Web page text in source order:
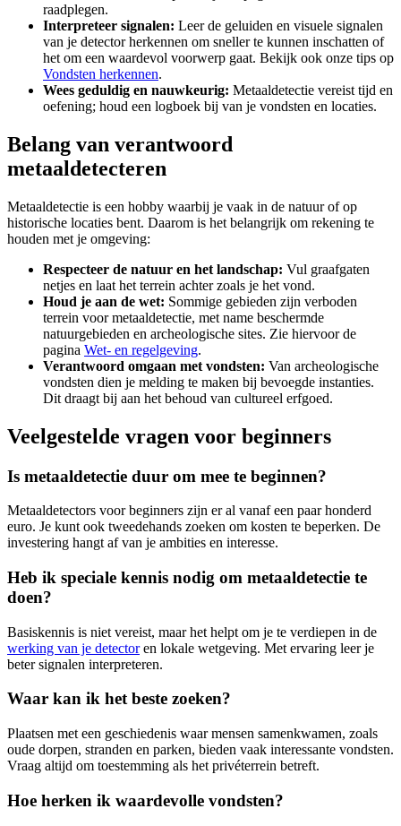
raadplegen.
Interpreteer signalen: Leer de geluiden en visuele signalen
van je detector herkennen om sneller te kunnen inschatten of
het om een waardevol voorwerp gaat. Bekijk ook onze tips op
Vondsten herkennen.
Wees geduldig en nauwkeurig: Metaaldetectie vereist tijd en
oefening; houd een logboek bij van je vondsten en locaties.
Belang van verantwoord
metaaldetecteren
Metaaldetectie is een hobby waarbij je vaak in de natuur of op
historische locaties bent. Daarom is het belangrijk om rekening te
houden met je omgeving:
Respecteer de natuur en het landschap: Vul graafgaten
netjes en laat het terrein achter zoals je het vond.
Houd je aan de wet: Sommige gebieden zijn verboden
terrein voor metaaldetectie, met name beschermde
natuurgebieden en archeologische sites. Zie hiervoor de
pagina Wet- en regelgeving.
Verantwoord omgaan met vondsten: Van archeologische
vondsten dien je melding te maken bij bevoegde instanties.
Dit draagt bij aan het behoud van cultureel erfgoed.
Veelgestelde vragen voor beginners
Is metaaldetectie duur om mee te beginnen?
Metaaldetectors voor beginners zijn er al vanaf een paar honderd
euro. Je kunt ook tweedehands zoeken om kosten te beperken. De
investering hangt af van je ambities en interesse.
Heb ik speciale kennis nodig om metaaldetectie te
doen?
Basiskennis is niet vereist, maar het helpt om je te verdiepen in de
werking van je detectoren lokale wetgeving. Met ervaring leer je
beter signalen interpreteren.
Waar kan ik het beste zoeken?
Plaatsen met een geschiedenis waar mensen samenkwamen, zoals
oude dorpen, stranden en parken, bieden vaak interessante vondsten.
Vraag altijd om toestemming als het privéterrein betreft.
Hoe herken ik waardevolle vondsten?